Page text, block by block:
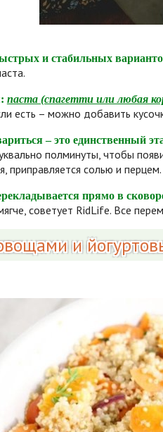
и стабильных
паста (спагетти или любая
есть – можно добавить
– это единственный
полминуты, чтобы
приправляется солью и перцем.
прямо в
советует RidLife. Все
и